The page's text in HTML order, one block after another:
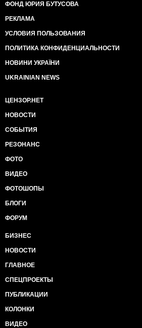
ФОНД ЮРИЯ БУТУСОВА
РЕКЛАМА
УСЛОВИЯ ПОЛЬЗОВАНИЯ
ПОЛИТИКА КОНФИДЕНЦИАЛЬНОСТИ
НОВИНИ УКРАЇНИ
UKRAINIAN NEWS
ЦЕНЗОР.НЕТ
НОВОСТИ
СОБЫТИЯ
РЕЗОНАНС
ФОТО
ВИДЕО
ФОТОШОПЫ
БЛОГИ
ФОРУМ
БИЗНЕС
НОВОСТИ
ГЛАВНОЕ
СПЕЦПРОЕКТЫ
ПУБЛИКАЦИИ
КОЛОНКИ
ВИДЕО